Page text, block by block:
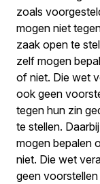
zoals
mogen niet
zaak open te
zelf mogen
of niet. Die wet
ook geen
tegen hun zin
te stellen.
mogen bepalen
niet. Die wet
geen